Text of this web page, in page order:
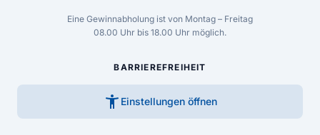
Eine Gewinnabholung ist von Montag – Freitag
08.00 Uhr bis 18.00 Uhr möglich.
BARRIEREFREIHEIT
accessibility_new Einstellungen öffnen